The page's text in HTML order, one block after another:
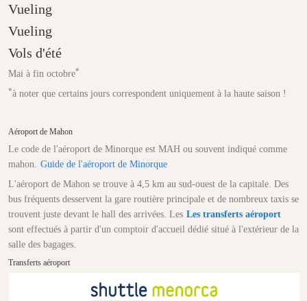
Vueling
Vueling
Vols d'été
Mai à fin octobre*
*à noter que certains jours correspondent uniquement à la haute saison !
Aéroport de Mahon
Le code de l'aéroport de Minorque est MAH ou souvent indiqué comme
mahon. Guide de l'aéroport de Minorque
L'aéroport de Mahon se trouve à 4,5 km au sud-ouest de la capitale. Des
bus fréquents desservent la gare routière principale et de nombreux taxis se
trouvent juste devant le hall des arrivées. Les Les transferts aéroport
sont effectués à partir d'un comptoir d'accueil dédié situé à l'extérieur de la
salle des bagages.
Transferts aéroport